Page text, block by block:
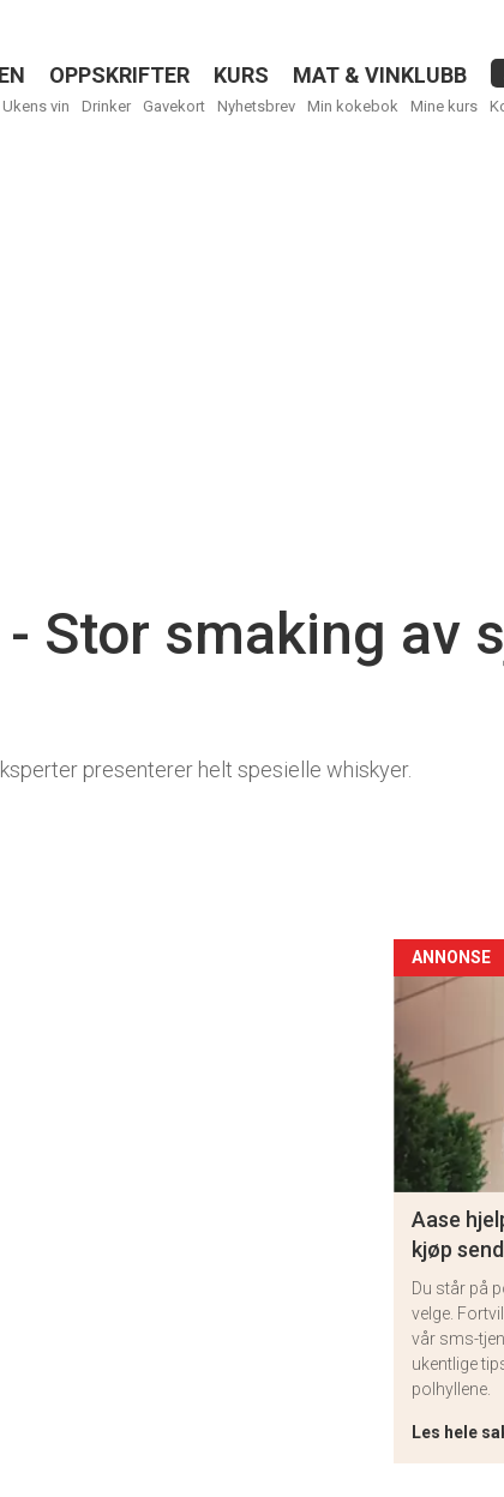
OPPSKRIFTER KURS MAT & VINKLUBB
Ukens vin Drinker Gavekort Nyhetsbrev Min kokebok Mine kurs
Stor smaking av
presenterer helt spesielle whiskyer.
ANNONSE
Aase
kjøp
Du står på
velge.
vår sms-
ukentlige
polhyllene.
Les hele